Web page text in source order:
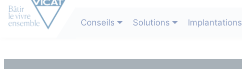
Conseils Solutions Implantations